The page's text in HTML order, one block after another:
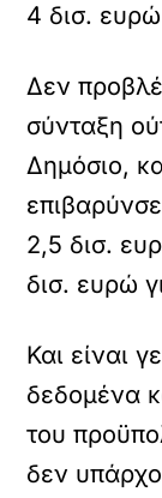
4 δισ. ευρώ
Δεν
σύνταξη
Δημόσιο,
2,5 δισ.
δισ. ευρώ
Και είναι
δεδομένα
του
δεν